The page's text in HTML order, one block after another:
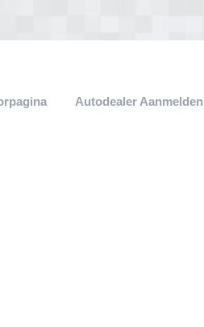
Autodealer Aanmelden